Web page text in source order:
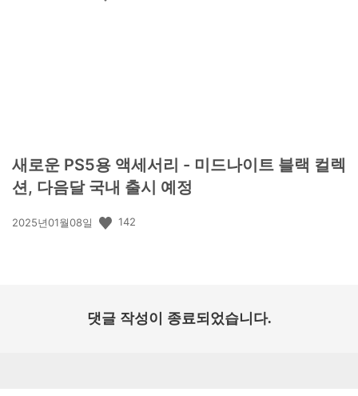
새로운 PS5용 액세서리 - 미드나이트 블랙 컬렉
션, 다음달 국내 출시 예정
공
2025년01월08일 142
댓글 작성이 종료되었습니다.